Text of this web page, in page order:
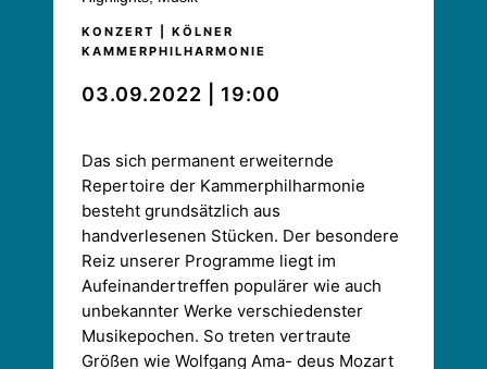
KONZERT | KÖLNER
KAMMERPHILHARMONIE
03.09.2022 | 19:00
Das sich permanent erweiternde
Repertoire der Kammerphilharmonie
besteht grundsätzlich aus
handverlesenen Stücken. Der besondere
Reiz unserer Programme liegt im
Aufeinandertreffen populärer wie auch
unbekannter Werke verschiedenster
Musikepochen. So treten vertraute
Größen wie Wolfgang Ama- deus Mozart